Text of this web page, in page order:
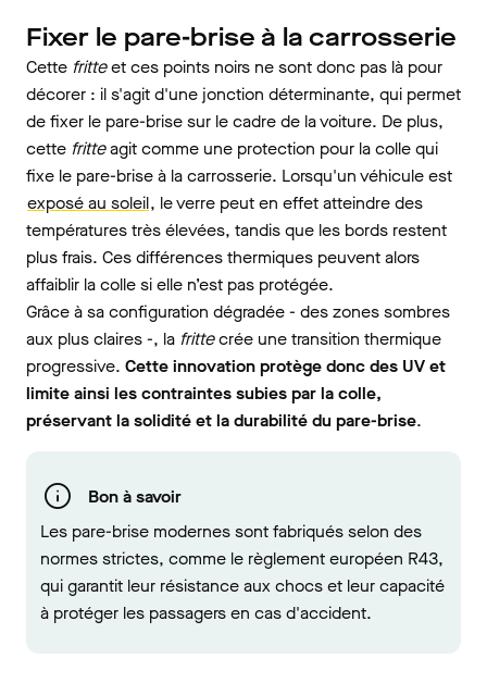
Fixer le pare-brise à la carrosserie
Cette fritteet ces points noirs ne sont donc pas là pour
décorer : il s'agit d'une jonction déterminante, qui permet
de fixer le pare-brise sur le cadre de la voiture. De plus,
cette fritteagit comme une protection pour la colle qui
fixe le pare-brise à la carrosserie. Lorsqu'un véhicule est
exposé au soleil, le verre peut en effet atteindre des
températures très élevées, tandis que les bords restent
plus frais. Ces différences thermiques peuvent alors
affaiblir la colle si elle n’est pas protégée.
Grâce à sa configuration dégradée - des zones sombres
aux plus claires -, la frittecrée une transition thermique
progressive. Cette innovation protège donc des UV et
limite ainsi les contraintes subies par la colle,
préservant la solidité et la durabilité du pare-brise.
Bon à savoir
Les pare-brise modernes sont fabriqués selon des
normes strictes, comme le règlement européen R43,
qui garantit leur résistance aux chocs et leur capacité
à protéger les passagers en cas d'accident.